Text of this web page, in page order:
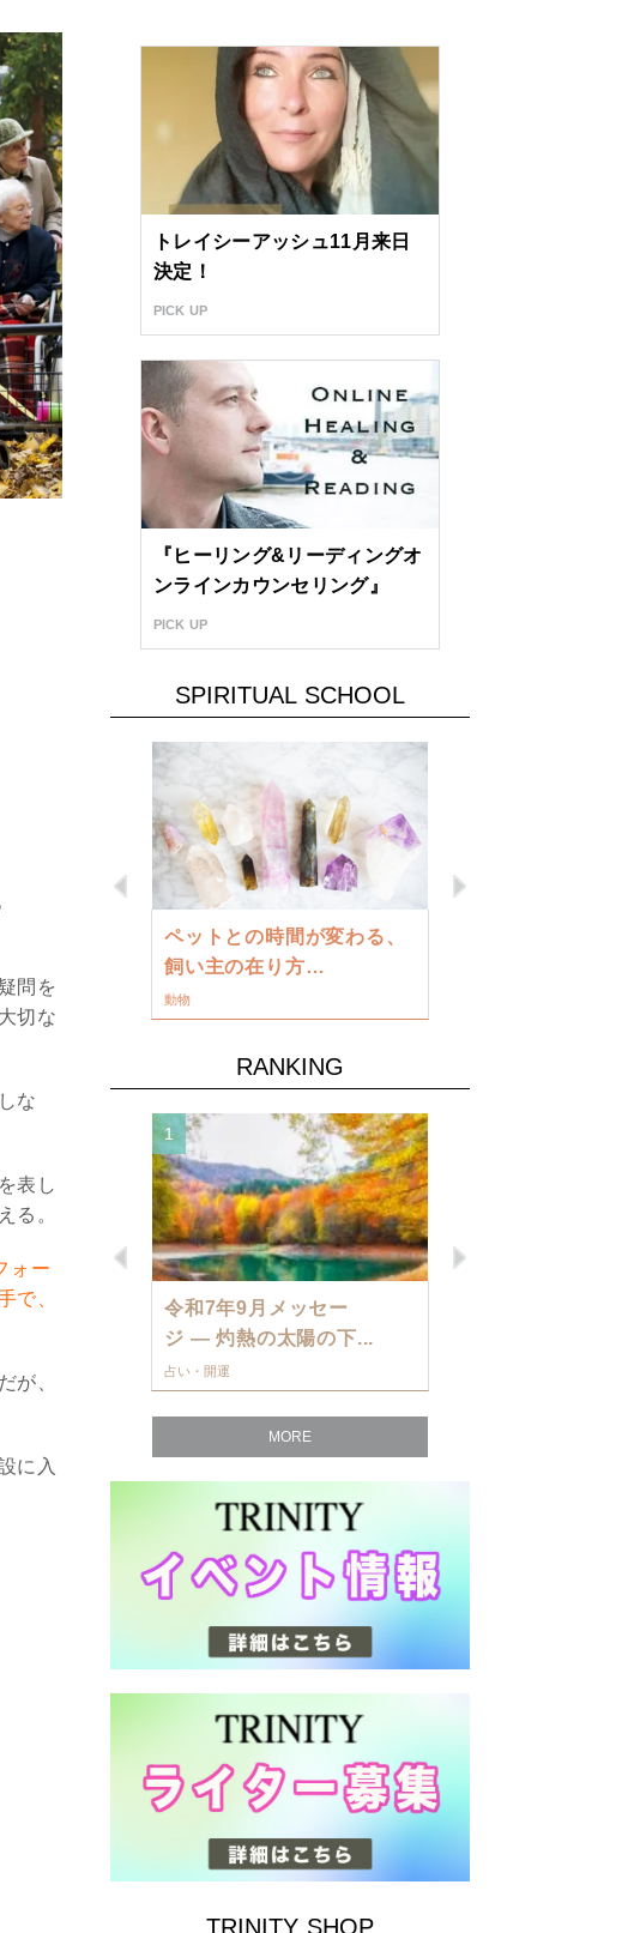
問を
切な
な
表し
る。
ォー
で、
が、
に入
トレイシーアッシュ11月来日
決定！
PICK UP
『ヒーリング&リーディングオ
ンラインカウンセリング』
PICK UP
SPIRITUAL SCHOOL
Previous
動
ペットとの時間が変わる、
飼い主の在り方…
動物
RANKING
Previous
て
1
令和7年9月メッセー
ジ — 灼熱の太陽の下...
占い・開運
MORE
TRINITY SHOP